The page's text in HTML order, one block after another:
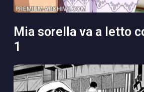
mia sorella va a letto con papà 3 pt
1